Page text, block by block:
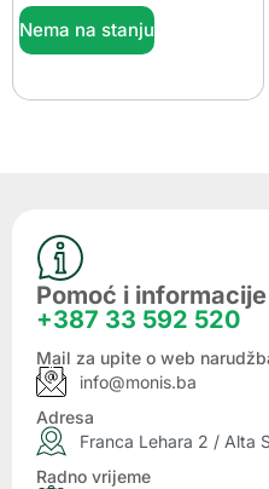
Nema na stanju
Pomoć i informacije
+387 33 592 520
Mail za upite o web
info@monis.ba
Adresa
Franca Lehara 2 / Alta
Radno vrijeme